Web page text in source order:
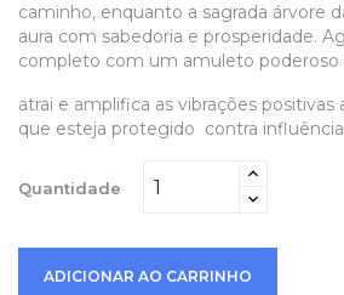
caminho, enquanto a sagrada árvore
aura com sabedoria e prosperidade.
completo com um amuleto poderoso
atrai e amplifica as vibrações positivas
que esteja protegido contra
Quantidade
ADICIONAR AO CARRINHO